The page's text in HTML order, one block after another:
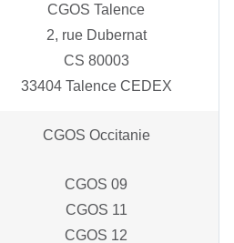
CGOS Talence
2, rue Dubernat
CS 80003
33404 Talence CEDEX
CGOS Occitanie
CGOS 09
CGOS 11
CGOS 12